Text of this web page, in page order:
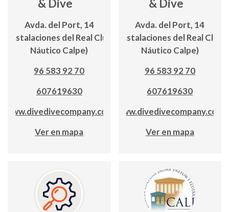
& Dive
Avda. del Port, 14
(Instalaciones del Real Club
Náutico Calpe)
96 583 92 70
607619630
www.divedivecompany.com
Ver en mapa
& Dive
Avda. del Port, 14
(Instalaciones del Real Club
Náutico Calpe)
96 583 92 70
607619630
www.divedivecompany.com
Ver en mapa